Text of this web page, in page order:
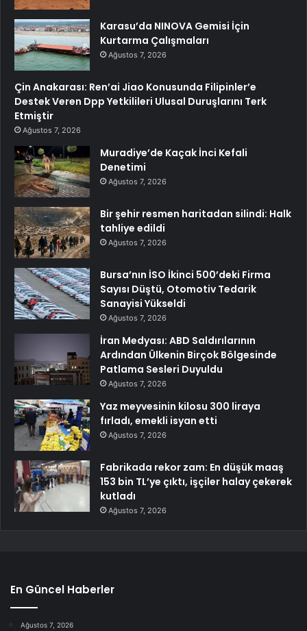
Karasu’da NINOVA Gemisi İçin
Kurtarma Çalışmaları
Ağustos 7, 2026
Çin Anakarası: Ren’ai Jiao Konusunda Filipinler’e
Destek Veren Dpp Yetkilileri Ulusal Duruşlarını Terk
Etmiştir
Ağustos 7, 2026
Muradiye’de Kaçak İnci Kefali
Denetimi
Ağustos 7, 2026
Bir şehir resmen haritadan silindi: Halk
tahliye edildi
Ağustos 7, 2026
Bursa’nın İSO İkinci 500’deki Firma
Sayısı Düştü, Otomotiv Tedarik
Sanayisi Yükseldi
Ağustos 7, 2026
İran Medyası: ABD Saldırılarının
Ardından Ülkenin Birçok Bölgesinde
Patlama Sesleri Duyuldu
Ağustos 7, 2026
Yaz meyvesinin kilosu 300 liraya
fırladı, emekli isyan etti
Ağustos 7, 2026
Fabrikada rekor zam: En düşük maaş
153 bin TL’ye çıktı, işçiler halay çekerek
kutladı
Ağustos 7, 2026
En Güncel Haberler
Ağustos 7, 2026